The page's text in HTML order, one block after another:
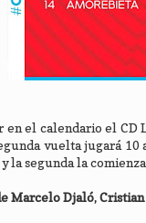
en el calendario el
vuelta jugará
la segunda la
Marcelo Djaló,